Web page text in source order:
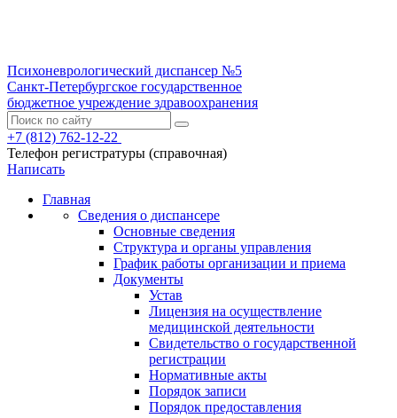
Психоневрологический диспансер №5
Санкт-Петербургское государственное
бюджетное учреждение здравоохранения
+7 (812) 762-12-22
Телефон регистратуры (справочная)
Написать
Главная
Сведения о диспансере
Основные сведения
Структура и органы управления
График работы организации и приема
Документы
Устав
Лицензия на осуществление
медицинской деятельности
Свидетельство о государственной
регистрации
Нормативные акты
Порядок записи
Порядок предоставления